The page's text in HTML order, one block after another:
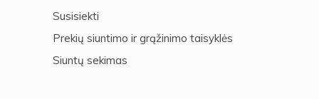
Susisiekti
Prekių siuntimo ir grąžinimo taisyklės
Siuntų sekimas